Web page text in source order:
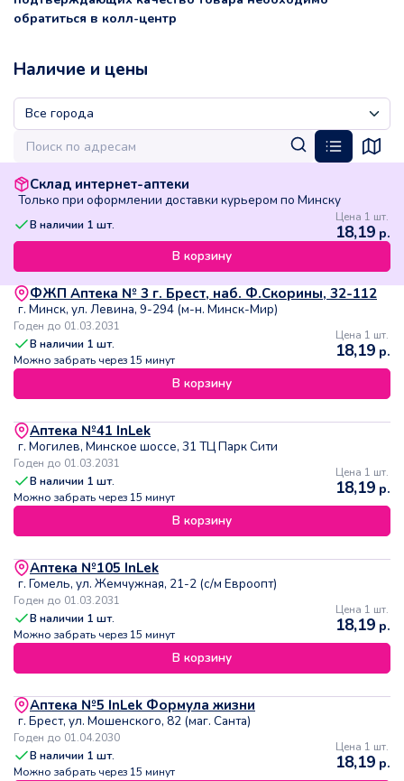
обратиться в колл-центр
Наличие и цены
Склад интернет-аптеки
Только при оформлении доставки курьером по Минску
В наличии 1 шт. Цена 1 шт.
18,19 р.
В корзину
ФЖП Аптека № 3 г. Брест, наб. Ф.Скорины, 32-112
г. Минск, ул. Левина, 9-294 (м-н. Минск-Мир)
Годен до 01.03.2031
В наличии 1 шт.
Можно забрать через 15 минут
Цена 1 шт.
18,19 р.
В корзину
Аптека №41 InLek
г. Могилев, Минское шоссе, 31 ТЦ Парк Сити
Годен до 01.03.2031
В наличии 1 шт.
Можно забрать через 15 минут
Цена 1 шт.
18,19 р.
В корзину
Аптека №105 InLek
г. Гомель, ул. Жемчужная, 21-2 (с/м Евроопт)
Годен до 01.03.2031
В наличии 1 шт.
Можно забрать через 15 минут
Цена 1 шт.
18,19 р.
В корзину
Аптека №5 InLek Формула жизни
г. Брест, ул. Мошенского, 82 (маг. Санта)
Годен до 01.04.2030
В наличии 1 шт.
Можно забрать через 15 минут
Цена 1 шт.
18,19 р.